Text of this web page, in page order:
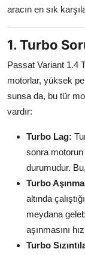
Şanzıman &
Dizel Sistemler
Multimedya &
aracın en sık
1. Turbo
Passat Variant 1.4
motorlar, yüksek
sunsa da, bu tür
vardır:
Turbo Lag:
sonra
durumudur.
Turbo
altında
meydana
aşınmasını
Turbo